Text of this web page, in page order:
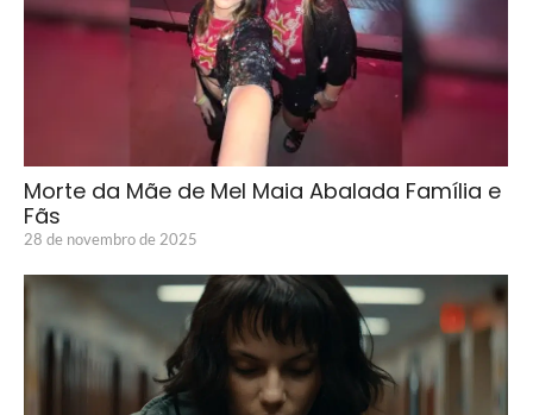
Morte da Mãe de Mel Maia Abalada Família e
Fãs
28 de novembro de 2025